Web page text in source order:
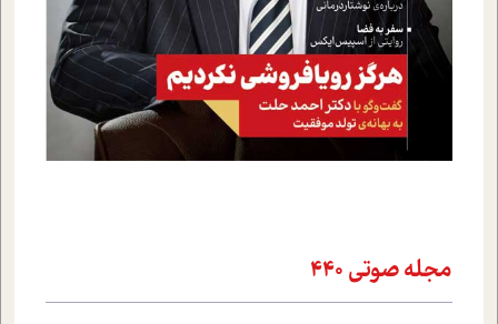
مجله صوتي 440